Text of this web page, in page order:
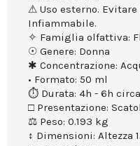
⚠ Uso esterno.
Infiammabile.
✧ Famiglia olfattiva:
☉ Genere: Donna
✱ Concentrazione:
• Formato: 50 ml
⏱ Durata: 4h - 6h circa
□ Presentazione:
⚖ Peso: 0.193 kg
↕ Dimensioni: Altezza